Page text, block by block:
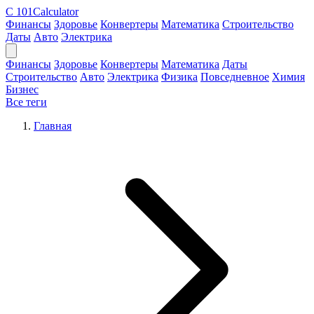
C 101Calculator
Финансы Здоровье Конвертеры Математика Строительство
Даты Авто Электрика
Финансы Здоровье Конвертеры Математика Даты
Строительство Авто Электрика Физика Повседневное Химия
Бизнес
Все теги
Главная